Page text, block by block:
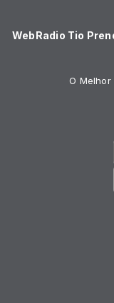
WebRadio Tio
O